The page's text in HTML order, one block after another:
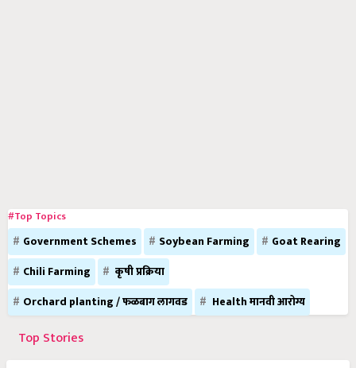
#Top Topics
Government Schemes Soybean Farming
Goat Rearing
Chili Farming
कृषी प्रक्रिया
Orchard planting / फळबाग लागवड
Health मानवी आरोग्य
Top Stories